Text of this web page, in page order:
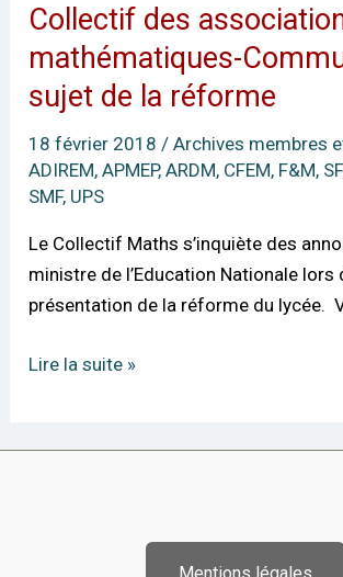
Collectif des
mathématiques-
sujet de la réforme
18 février 2018/Archives membres
ADIREM,APMEP,ARDM, CFEM, F&M,
SMF, UPS
Le Collectif Maths s’inquiète des
ministre de l’Education Nationale lors
présentation de la réforme du lycée.
Collectif
de
mathématiques-
Communiqué
au
réforme
Lire la suite »